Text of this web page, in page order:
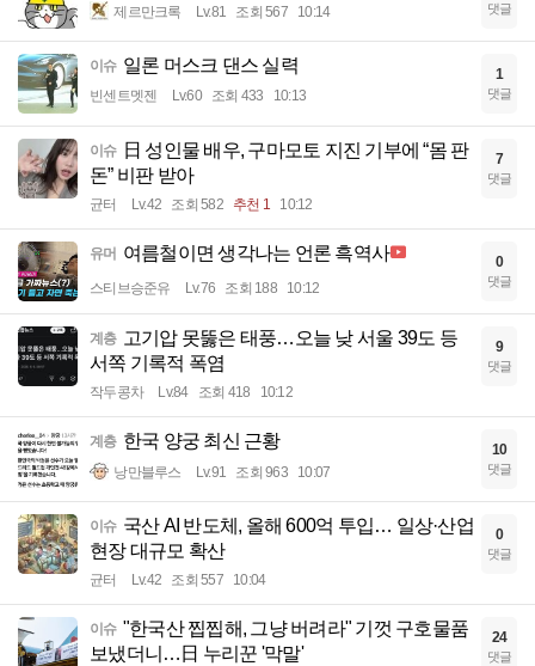
제르만크록 Lv.81 조회 567 10:14 댓글
이슈 일론 머스크 댄스 실력
빈센트멧젠 Lv.60 조회 433 10:13
1
댓글
이슈
日 성인물 배우, 구마모토 지진 기부에 “몸 판
돈” 비판 받아
균터 Lv.42 조회 582 추천 1 10:12
7
댓글
유머 여름철이면 생각나는 언론 흑역사
스티브승준유 Lv.76 조회 188 10:12
0
댓글
계층 고기압 못뚫은 태풍…오늘 낮 서울 39도 등
서쪽 기록적 폭염
작두콩차 Lv.84 조회 418 10:12
9
댓글
계층 한국 양궁 최신 근황
낭만블루스 Lv.91 조회 963 10:07
10
댓글
이슈 국산 AI 반도체, 올해 600억 투입… 일상·산업
현장 대규모 확산
균터 Lv.42 조회 557 10:04
0
댓글
이슈 "한국산 찝찝해, 그냥 버려라" 기껏 구호물품
보냈더니…日 누리꾼 '막말'
24
댓글